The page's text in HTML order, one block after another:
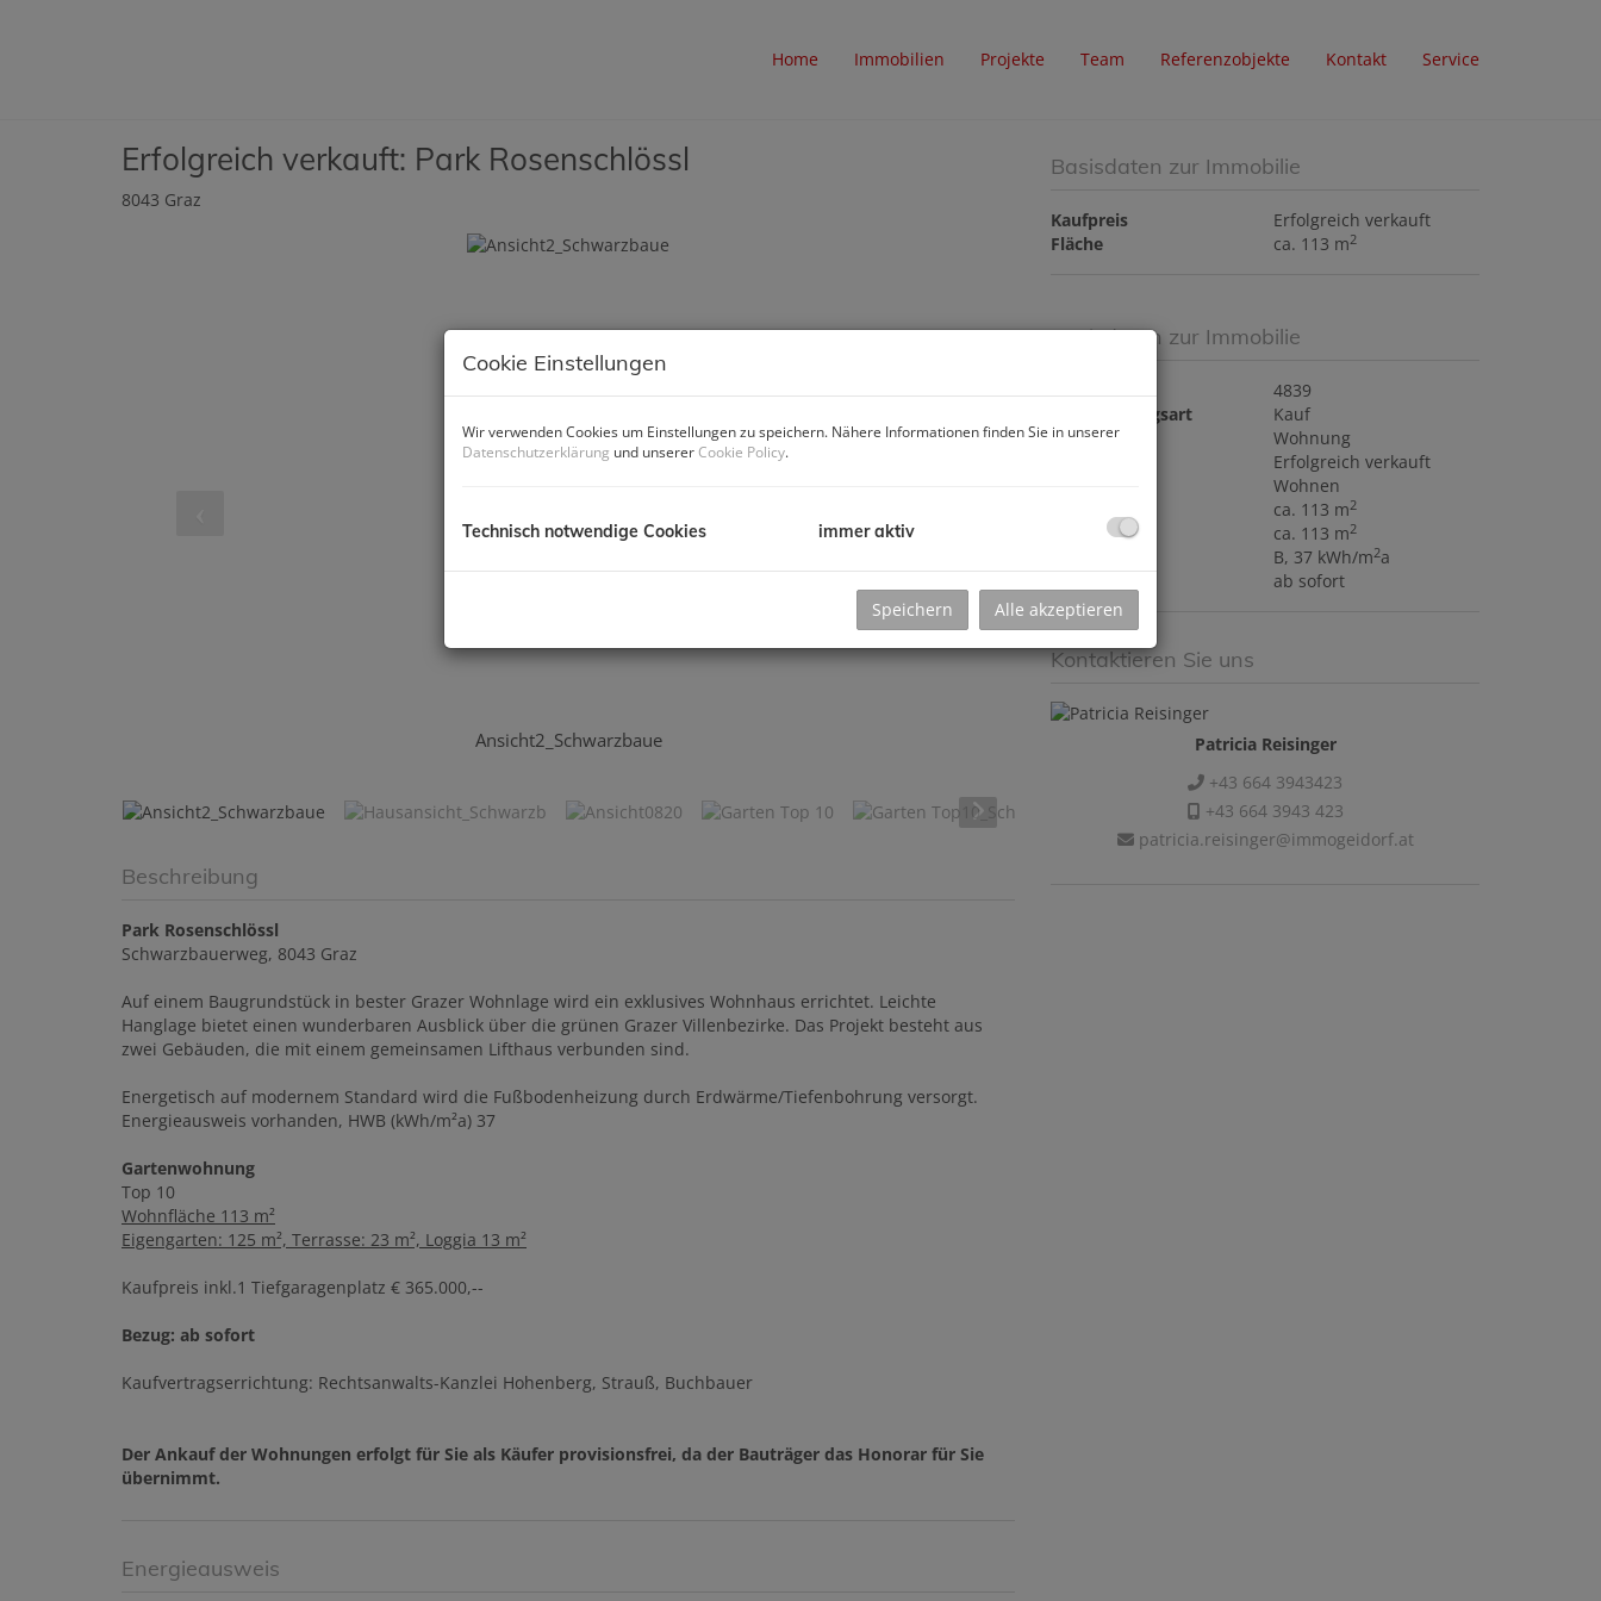
Home Immobilien Projekte Team Referenzobjekte Kontakt Service
Erfolgreich verkauft: Park Rosenschlössl
8043 Graz
Ansicht2_Schwarzbaue
Beschreibung
Park Rosenschlössl
Schwarzbauerweg, 8043 Graz
Auf einem Baugrundstück in bester Grazer Wohnlage wird ein exklusives Wohnhaus errichtet. Leichte
Hanglage bietet einen wunderbaren Ausblick über die grünen Grazer Villenbezirke. Das Projekt besteht aus
zwei Gebäuden, die mit einem gemeinsamen Lifthaus verbunden sind.
Energetisch auf modernem Standard wird die Fußbodenheizung durch Erdwärme/Tiefenbohrung versorgt.
Energieausweis vorhanden, HWB (kWh/m²a) 37
Gartenwohnung
Top 10
Wohnfläche 113 m²
Eigengarten: 125 m², Terrasse: 23 m², Loggia 13 m²
Kaufpreis inkl.1 Tiefgaragenplatz € 365.000,--
Bezug: ab sofort
Kaufvertragserrichtung: Rechtsanwalts-Kanzlei Hohenberg, Strauß, Buchbauer
Der Ankauf der Wohnungen erfolgt für Sie als Käufer provisionsfrei, da der Bauträger das Honorar für Sie
übernimmt.
Energieausweis
Basisdaten zur Immobilie
Kaufpreis
Erfolgreich verkauft
Fläche
ca. 113 m2
Basisdaten zur Immobilie
Objektnr.
4839
Vermarktungsart
Kauf
Objektart
Wohnung
Erfolgreich verkauft
Wohnen
ca. 113 m2
Wohnfläche ca. 113 m2
B, 37 kWh/m2a
ab sofort
Kontaktieren Sie uns
Patricia Reisinger
+43 664 3943423
+43 664 3943 423
patricia.reisinger@immogeidorf.at
Cookie Einstellungen
Wir verwenden Cookies um Einstellungen zu speichern. Nähere Informationen finden Sie in unserer
Datenschutzerklärung und unsererCookie Policy.
Technisch notwendige Cookies immer aktiv
Speichern Alle akzeptieren